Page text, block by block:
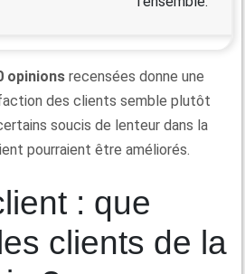
opinions recensées donne une
des clients semble plutôt
soucis de lenteur dans la
pourraient être améliorés.
: que
clients de la